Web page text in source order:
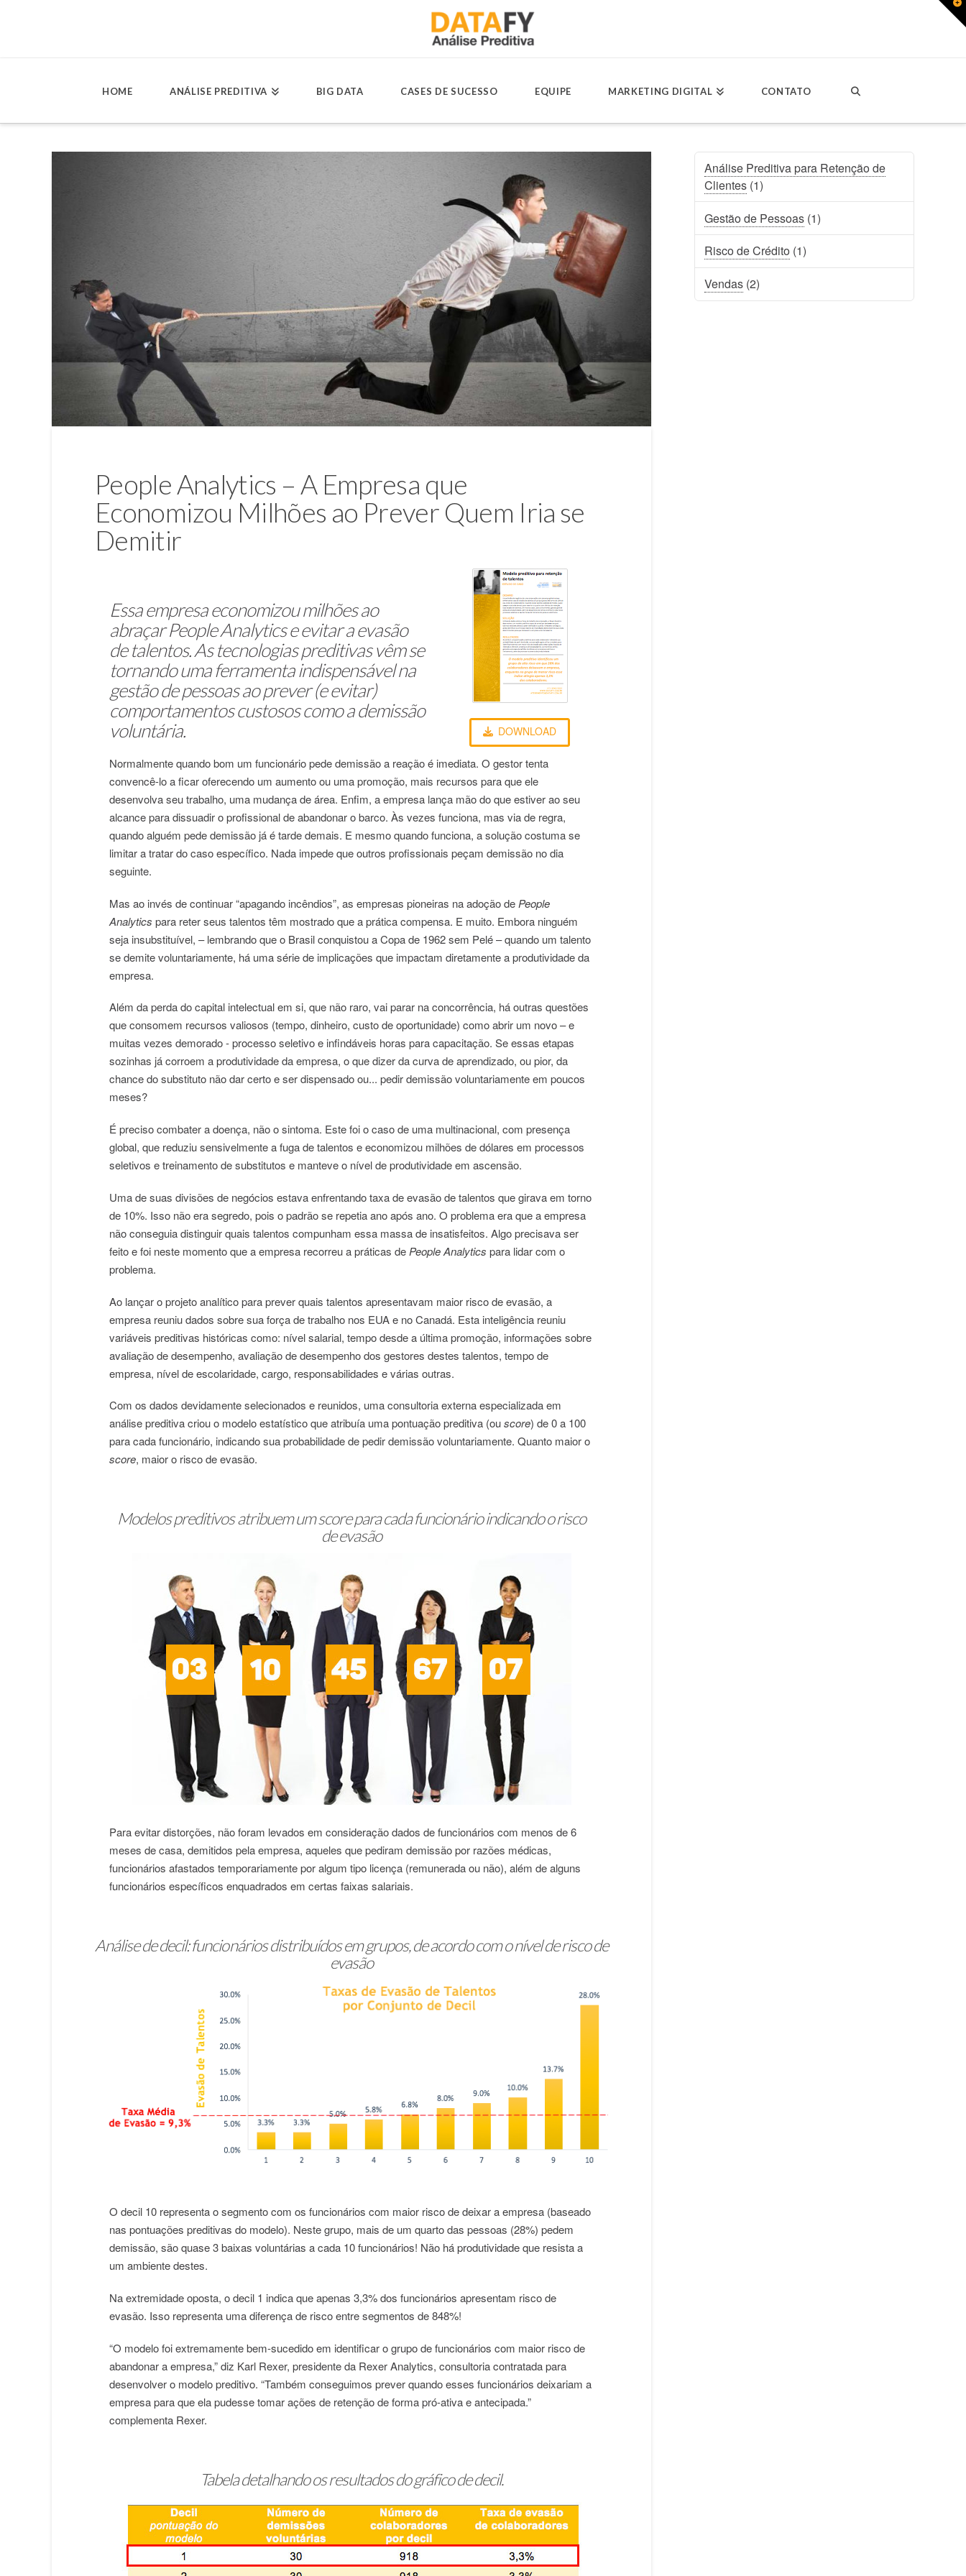
HOME ANÁLISE PREDITIVA BIG DATA CASES DE SUCESSO EQUIPE MARKETING DIGITAL CONTATO
People Analytics – A Empresa que
Economizou Milhões ao Prever Quem Iria se
Demitir
Essa empresa economizou milhões ao
abraçar People Analytics e evitar a evasão
de talentos. As tecnologias preditivas vêm se
tornando uma ferramenta indispensável na
gestão de pessoas ao prever (e evitar)
comportamentos custosos como a demissão
voluntária.
DOWNLOAD
Normalmente quando bom um funcionário pede demissão a reação é imediata. O gestor tenta
convencê-lo a ficar oferecendo um aumento ou uma promoção, mais recursos para que ele
desenvolva seu trabalho, uma mudança de área. Enfim, a empresa lança mão do que estiver ao seu
alcance para dissuadir o profissional de abandonar o barco. Às vezes funciona, mas via de regra,
quando alguém pede demissão já é tarde demais. E mesmo quando funciona, a solução costuma se
limitar a tratar do caso específico. Nada impede que outros profissionais peçam demissão no dia
seguinte.
Mas ao invés de continuar “apagando incêndios”, as empresas pioneiras na adoção de People
Analytics para reter seus talentos têm mostrado que a prática compensa. E muito. Embora ninguém
seja insubstituível, – lembrando que o Brasil conquistou a Copa de 1962 sem Pelé – quando um talento
se demite voluntariamente, há uma série de implicações que impactam diretamente a produtividade da
empresa.
Além da perda do capital intelectual em si, que não raro, vai parar na concorrência, há outras questões
que consomem recursos valiosos (tempo, dinheiro, custo de oportunidade) como abrir um novo – e
muitas vezes demorado - processo seletivo e infindáveis horas para capacitação. Se essas etapas
sozinhas já corroem a produtividade da empresa, o que dizer da curva de aprendizado, ou pior, da
chance do substituto não dar certo e ser dispensado ou... pedir demissão voluntariamente em poucos
meses?
É preciso combater a doença, não o sintoma. Este foi o caso de uma multinacional, com presença
global, que reduziu sensivelmente a fuga de talentos e economizou milhões de dólares em processos
seletivos e treinamento de substitutos e manteve o nível de produtividade em ascensão.
Uma de suas divisões de negócios estava enfrentando taxa de evasão de talentos que girava em torno
de 10%. Isso não era segredo, pois o padrão se repetia ano após ano. O problema era que a empresa
não conseguia distinguir quais talentos compunham essa massa de insatisfeitos. Algo precisava ser
feito e foi neste momento que a empresa recorreu a práticas de People Analytics para lidar com o
problema.
Ao lançar o projeto analítico para prever quais talentos apresentavam maior risco de evasão, a
empresa reuniu dados sobre sua força de trabalho nos EUA e no Canadá. Esta inteligência reuniu
variáveis preditivas históricas como: nível salarial, tempo desde a última promoção, informações sobre
avaliação de desempenho, avaliação de desempenho dos gestores destes talentos, tempo de
empresa, nível de escolaridade, cargo, responsabilidades e várias outras.
Com os dados devidamente selecionados e reunidos, uma consultoria externa especializada em
análise preditiva criou o modelo estatístico que atribuía uma pontuação preditiva (ouscore) de 0 a 100
para cada funcionário, indicando sua probabilidade de pedir demissão voluntariamente. Quanto maior o
score, maior o risco de evasão.
Modelos preditivos atribuem um score para cada funcionário indicando o risco
de evasão
Para evitar distorções, não foram levados em consideração dados de funcionários com menos de 6
meses de casa, demitidos pela empresa, aqueles que pediram demissão por razões médicas,
funcionários afastados temporariamente por algum tipo licença (remunerada ou não), além de alguns
funcionários específicos enquadrados em certas faixas salariais.
Análise de decil: funcionários distribuídos em grupos, de acordo com o nível de risco de
evasão
O decil 10 representa o segmento com os funcionários com maior risco de deixar a empresa (baseado
nas pontuações preditivas do modelo). Neste grupo, mais de um quarto das pessoas (28%) pedem
demissão, são quase 3 baixas voluntárias a cada 10 funcionários! Não há produtividade que resista a
um ambiente destes.
Na extremidade oposta, o decil 1 indica que apenas 3,3% dos funcionários apresentam risco de
evasão. Isso representa uma diferença de risco entre segmentos de 848%!
“O modelo foi extremamente bem-sucedido em identificar o grupo de funcionários com maior risco de
abandonar a empresa,” diz Karl Rexer, presidente da Rexer Analytics, consultoria contratada para
desenvolver o modelo preditivo. “Também conseguimos prever quando esses funcionários deixariam a
empresa para que ela pudesse tomar ações de retenção de forma pró-ativa e antecipada.”
complementa Rexer.
Tabela detalhando os resultados do gráfico de decil.
Análise Preditiva para Retenção de
Clientes (1)
Gestão de Pessoas (1)
Risco de Crédito (1)
Vendas (2)